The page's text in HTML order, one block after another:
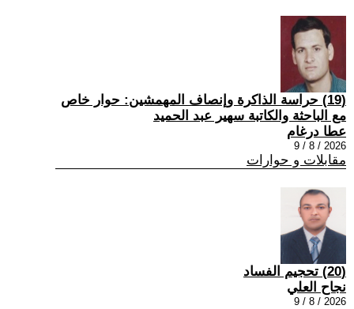
(19) حراسة الذاكرة وإنصاف المهمشين: حوار خاص
مع الباحثة والكاتبة سهير عبد الحميد
عطا درغام
2026 / 8 / 9
مقابلات و حوارات
(20) تحجيم الفساد
نجاح العلي
2026 / 8 / 9